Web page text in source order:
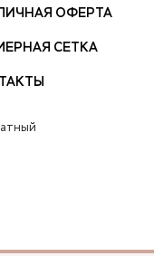
ОФЕРТА
СЕТКА